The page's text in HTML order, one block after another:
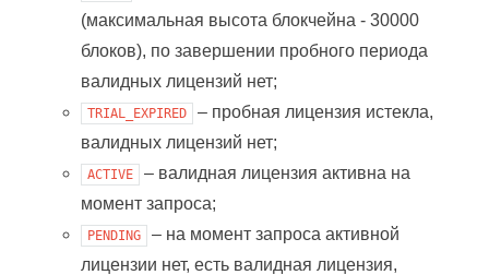
(максимальная высота блокчейна - 30000
блоков), по завершении пробного периода
валидных лицензий нет;
TRIAL_EXPIRED
– пробная лицензия истекла,
валидных лицензий нет;
ACTIVE
– валидная лицензия активна на
момент запроса;
PENDING
– на момент запроса активной
лицензии нет, есть валидная лицензия,